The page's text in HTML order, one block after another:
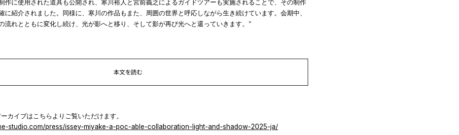
作に使用された道具も公開され、寒川裕人と宮前義之によるガイドツアーも実施されることで、その制作
に紹介されました。同様に、寒川の作品もまた、周囲の世界と呼応しながら生き続けています。会期中、
流れとともに変化し続け、光が影へと移り、そして影が再び光へと還っていきます。”
本文を読む
カイブはこちらよりご覧いただけます。
studio.com/press/issey-miyake-a-poc-able-collaboration-light-and-shadow-2025-ja/